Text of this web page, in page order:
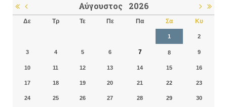
Αύγουστος 2026
Δε Τρ Τε Πε Πα Σα Κυ
1 2
3 4 5 6 7 8 9
10 11 12 13 14 15 16
17 18 19 20 21 22 23
24 25 26 27 28 29 30